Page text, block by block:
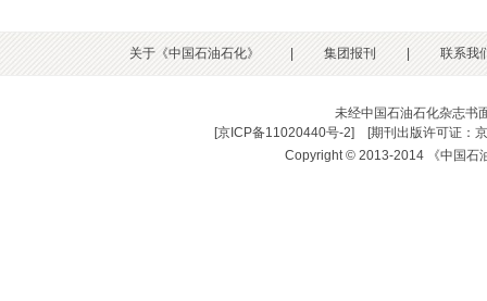
关于《中国石油石化》 集团报刊 联系我
未经中国石油石化杂志书
[京ICP备11020440号-2] [期刊出版许可证：
Copyright © 2013-2014 《中国石